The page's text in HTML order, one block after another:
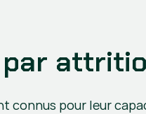
connus pour leur